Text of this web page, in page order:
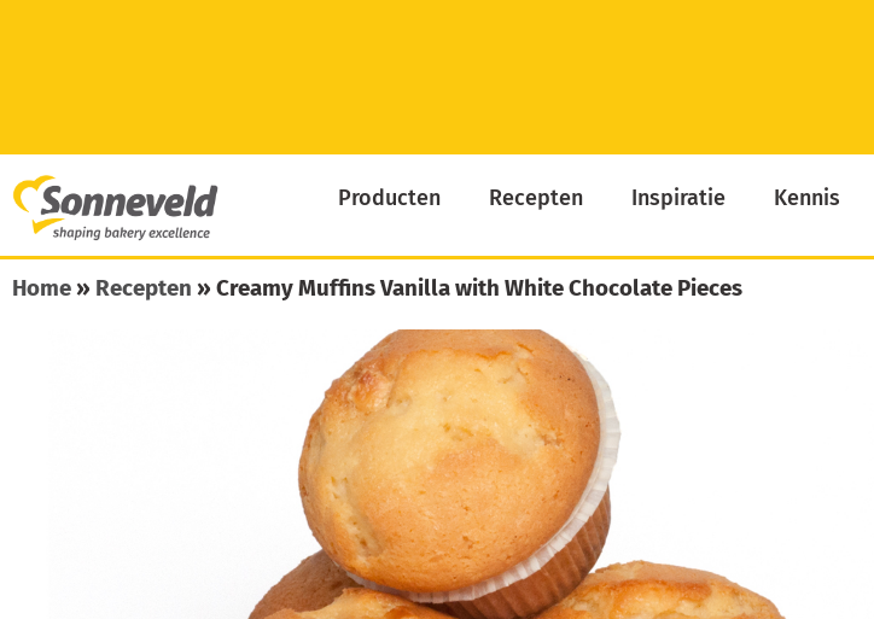
Producten Recepten Inspiratie Kennis
Home» Recepten » Creamy Muffins Vanilla with White Chocolate Pieces